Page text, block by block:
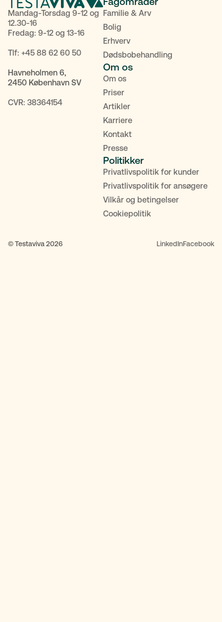
Mandag-Torsdag 9-12 og
12.30-16
Fredag: 9-12 og 13-16
Tlf: +45 88 62 60 50
Havneholmen 6,
2450 København SV
CVR: 38364154
Familie & Arv
Bolig
Erhverv
Dødsbobehandling
Om os
Om os
Priser
Artikler
Karriere
Kontakt
Presse
Politikker
Privatlivspolitik for kunder
Privatlivspolitik for ansøgere
Vilkår og betingelser
Cookiepolitik
© Testaviva 2026 LinkedInFacebook